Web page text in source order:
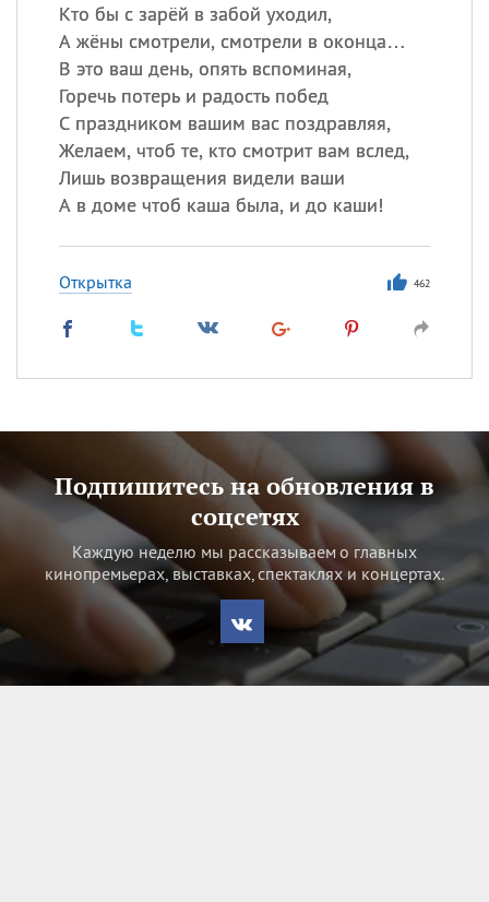
Кто бы с зарёй в забой уходил,
А жёны смотрели, смотрели в оконца…
В это ваш день, опять вспоминая,
Горечь потерь и радость побед
С праздником вашим вас поздравляя,
Желаем, чтоб те, кто смотрит вам вслед,
Лишь возвращения видели ваши
А в доме чтоб каша была, и до каши!
Открытка 462
Подпишитесь на обновления в
соцсетях
Каждую неделю мы рассказываем о главных
кинопремьерах, выставках, спектаклях и концертах.